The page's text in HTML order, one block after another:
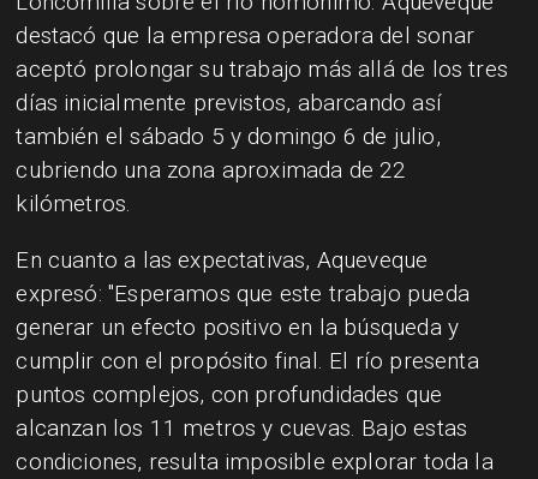
destacó que la empresa operadora del sonar
aceptó prolongar su trabajo más allá de los tres
días inicialmente previstos, abarcando así
también el sábado 5 y domingo 6 de julio,
cubriendo una zona aproximada de 22
kilómetros.
En cuanto a las expectativas, Aqueveque
expresó: "Esperamos que este trabajo pueda
generar un efecto positivo en la búsqueda y
cumplir con el propósito final. El río presenta
puntos complejos, con profundidades que
alcanzan los 11 metros y cuevas. Bajo estas
condiciones, resulta imposible explorar toda la